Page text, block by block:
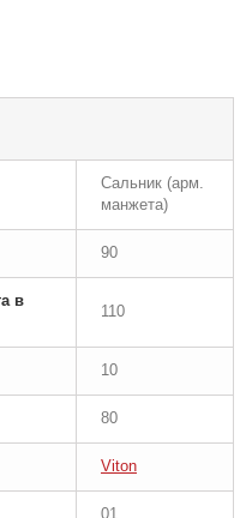
Сальник (арм.
манжета)
90
в
110
10
80
Viton
01